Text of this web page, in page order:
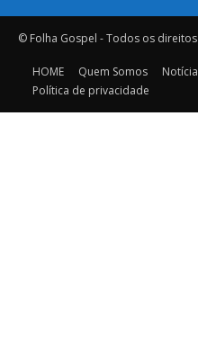
© Folha Gospel - Todos os
HOME Quem Somos
Política de privacidade